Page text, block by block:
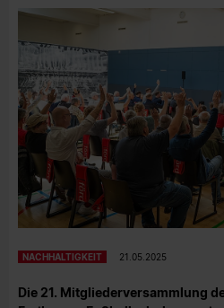
NACHHALTIGKEIT 21.05.2025
Die 21. Mitgliederversammlung